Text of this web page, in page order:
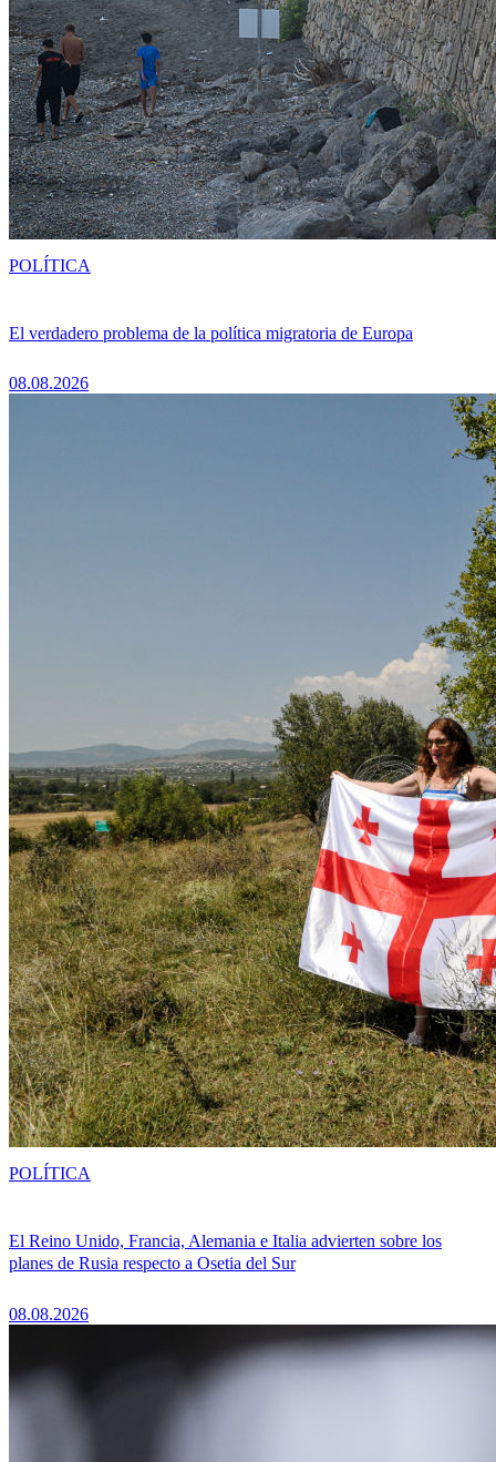
El verdadero problema de la política migratoria de Europa
08.08.2026
POLÍTICA
El Reino Unido, Francia, Alemania e Italia advierten sobre los
planes de Rusia respecto a Osetia del Sur
08.08.2026
POLÍTICA